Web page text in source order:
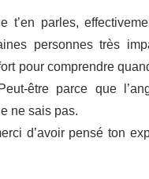
t’en parles,
personnes très
pour comprendre
être parce que
ne sais pas.
d’avoir pensé ton